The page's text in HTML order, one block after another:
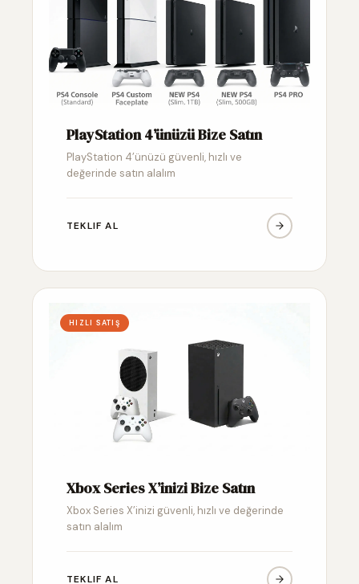
PlayStation 4’ünüzü Bize Satın
PlayStation 4’ünüzü güvenli, hızlı ve
değerinde satın alalım
TEKLIF AL
HIZLI SATIŞ
Xbox Series X’inizi Bize Satın
Xbox Series X’inizi güvenli, hızlı ve değerinde
satın alalım
TEKLIF AL